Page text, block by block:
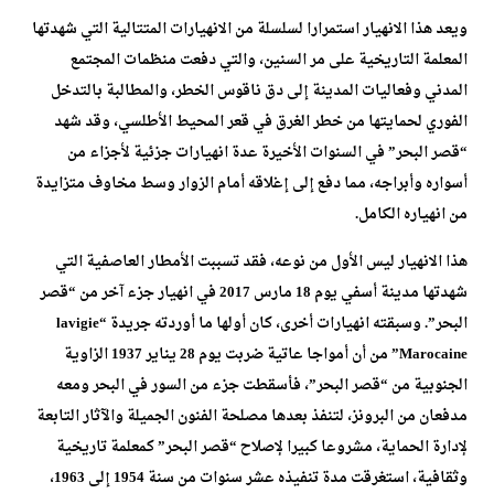
ويعد هذا الانهيار استمرارا لسلسلة من الانهيارات المتتالية التي شهدتها
المعلمة التاريخية على مر السنين، والتي دفعت منظمات المجتمع
المدني وفعاليات المدينة إلى دق ناقوس الخطر، والمطالبة بالتدخل
الفوري لحمايتها من خطر الغرق في قعر المحيط الأطلسي، وقد شهد
“قصر البحر” في السنوات الأخيرة عدة انهيارات جزئية لأجزاء من
أسواره وأبراجه، مما دفع إلى إغلاقه أمام الزوار وسط مخاوف متزايدة
من انهياره الكامل.
هذا الانهيار ليس الأول من نوعه، فقد تسببت الأمطار العاصفية التي
شهدتها مدينة أسفي يوم 18 مارس 2017 في انهيار جزء آخر من “قصر
البحر”. وسبقته انهيارات أخرى، كان أولها ما أوردته جريدة “lavigie
Marocaine” من أن أمواجا عاتية ضربت يوم 28 يناير 1937 الزاوية
الجنوبية من “قصر البحر”، فأسقطت جزء من السور في البحر ومعه
مدفعان من البرونز، لتنفذ بعدها مصلحة الفنون الجميلة والآثار التابعة
لإدارة الحماية، مشروعا كبيرا لإصلاح “قصر البحر” كمعلمة تاريخية
وثقافية، استغرقت مدة تنفيذه عشر سنوات من سنة 1954 إلى 1963،